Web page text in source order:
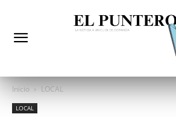
Inicio LOCAL
LOCAL